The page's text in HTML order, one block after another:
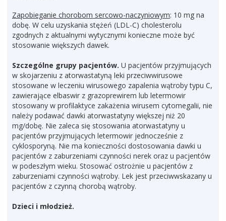
Zapobieganie chorobom sercowo-naczyniowym: 10 mg na
dobę. W celu uzyskania stężeń (LDL-C) cholesterolu
zgodnych z aktualnymi wytycznymi konieczne może być
stosowanie większych dawek.
Szczególne grupy pacjentów. U pacjentów przyjmujących
w skojarzeniu z atorwastatyną leki przeciwwirusowe
stosowane w leczeniu wirusowego zapalenia wątroby typu C,
zawierające elbaswir z grazoprewirem lub letermowir
stosowany w profilaktyce zakażenia wirusem cytomegalii, nie
należy podawać dawki atorwastatyny większej niż 20
mg/dobę. Nie zaleca się stosowania atorwastatyny u
pacjentów przyjmujących letermowir jednocześnie z
cyklosporyną. Nie ma konieczności dostosowania dawki u
pacjentów z zaburzeniami czynności nerek oraz u pacjentów
w podeszłym wieku. Stosować ostrożnie u pacjentów z
zaburzeniami czynności wątroby. Lek jest przeciwwskazany u
pacjentów z czynną chorobą wątroby.
Dzieci i młodzież.